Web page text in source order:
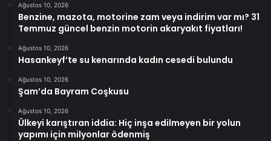
Ağustos 10, 2026
Benzine, mazota, motorine zam veya indirim var mı? 31
Temmuz güncel benzin motorin akaryakıt fiyatları!
Ağustos 10, 2026
Hasankeyf’te su kenarında kadın cesedi bulundu
Ağustos 10, 2026
Şam’da Bayram Coşkusu
Ağustos 10, 2026
Ülkeyi karıştıran iddia: Hiç inşa edilmeyen bir yolun
yapımı için milyonlar ödenmiş